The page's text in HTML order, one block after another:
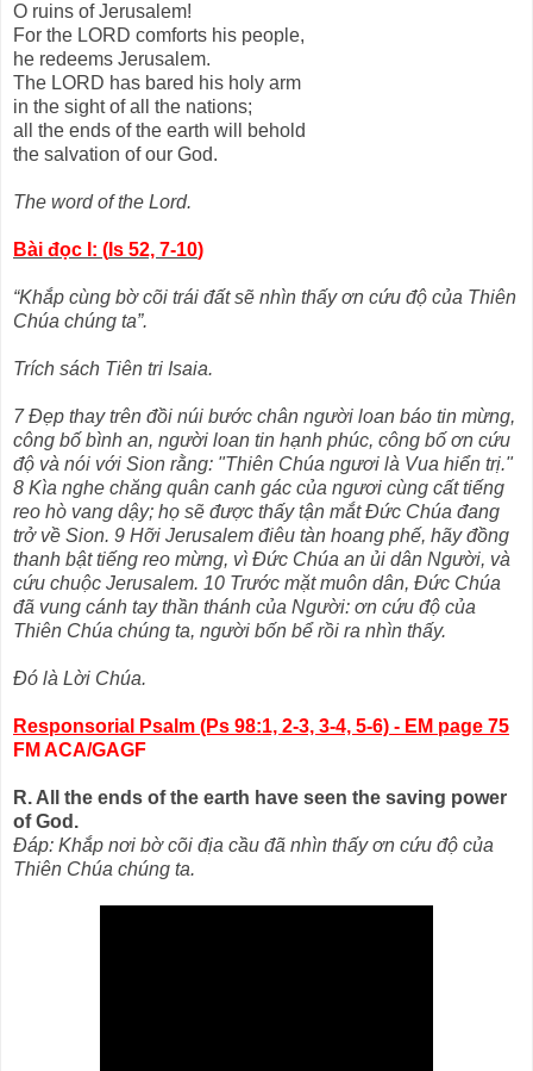
O ruins of Jerusalem!
For the LORD comforts his people,
he redeems Jerusalem.
The LORD has bared his holy arm
in the sight of all the nations;
all the ends of the earth will behold
the salvation of our God.
The word of the Lord.
Bài đọc I: ( Is 52, 7-10)
“Khắp cùng bờ cõi trái đất sẽ nhìn thấy ơn cứu độ của Thiên
Chúa chúng ta”.
Trích sách Tiên tri Isaia.
7 Đẹp thay trên đồi núi bước chân người loan báo tin mừng,
công bố bình an, người loan tin hạnh phúc, công bố ơn cứu
độ và nói với Sion rằng: "Thiên Chúa ngươi là Vua hiển trị."
8 Kìa nghe chăng quân canh gác của ngươi cùng cất tiếng
reo hò vang dậy; họ sẽ được thấy tận mắt Đức Chúa đang
trở về Sion. 9 Hỡi Jerusalem điêu tàn hoang phế, hãy đồng
thanh bật tiếng reo mừng, vì Đức Chúa an ủi dân Người, và
cứu chuộc Jerusalem. 10 Trước mặt muôn dân, Đức Chúa
đã vung cánh tay thần thánh của Người: ơn cứu độ của
Thiên Chúa chúng ta, người bốn bể rồi ra nhìn thấy.
Đó là Lời Chúa.
Responsorial Psalm (Ps 98:1, 2-3, 3-4, 5-6) - EM page 75
FM ACA/GAGF
R. All the ends of the earth have seen the saving power
of God.
Ðáp: Khắp nơi bờ cõi địa cầu đã nhìn thấy ơn cứu độ của
Thiên Chúa chúng ta.